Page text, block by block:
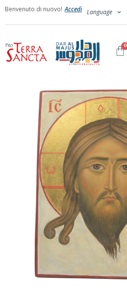
Benvenuto di nuovo! Accedi Language
0